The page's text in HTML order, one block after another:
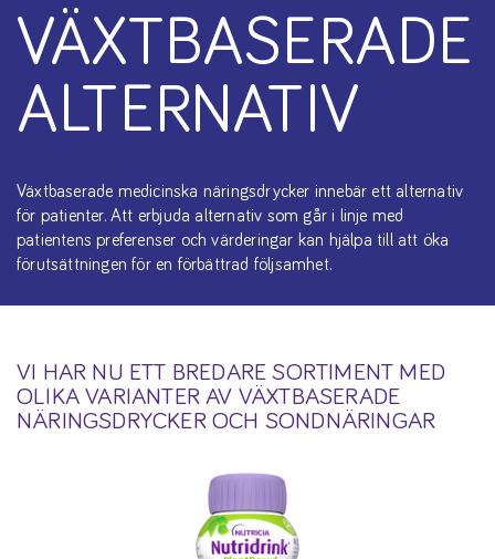
VÄXTBASERADE
ALTERNATIV
Växtbaserade medicinska näringsdrycker innebär ett alternativ
för patienter. Att erbjuda alternativ som går i linje med
patientens preferenser och värderingar kan hjälpa till att öka
förutsättningen för en förbättrad följsamhet.
VI HAR NU ETT BREDARE SORTIMENT MED
OLIKA VARIANTER AV VÄXTBASERADE
NÄRINGSDRYCKER OCH SONDNÄRINGAR